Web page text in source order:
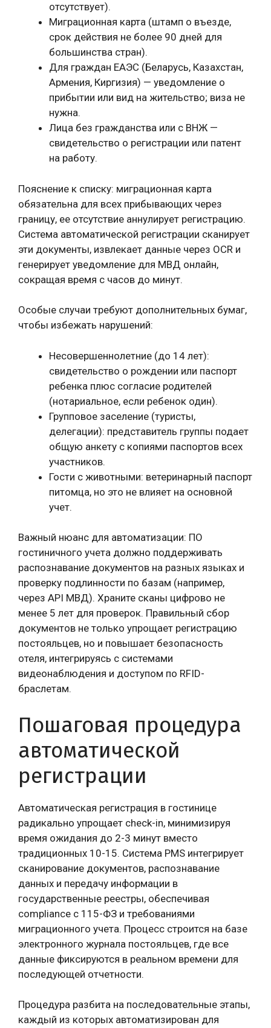
отсутствует).
Миграционная карта (штамп о въезде,
срок действия не более 90 дней для
большинства стран).
Для граждан ЕАЭС (Беларусь, Казахстан,
Армения, Киргизия) — уведомление о
прибытии или вид на жительство; виза не
нужна.
Лица без гражданства или с ВНЖ —
свидетельство о регистрации или патент
на работу.
Пояснение к списку: миграционная карта
обязательна для всех прибывающих через
границу, ее отсутствие аннулирует регистрацию.
Система автоматической регистрации сканирует
эти документы, извлекает данные через OCR и
генерирует уведомление для МВД онлайн,
сокращая время с часов до минут.
Особые случаи требуют дополнительных бумаг,
чтобы избежать нарушений:
Несовершеннолетние (до 14 лет):
свидетельство о рождении или паспорт
ребенка плюс согласие родителей
(нотариальное, если ребенок один).
Групповое заселение (туристы,
делегации): представитель группы подает
общую анкету с копиями паспортов всех
участников.
Гости с животными: ветеринарный паспорт
питомца, но это не влияет на основной
учет.
Важный нюанс для автоматизации: ПО
гостиничного учета должно поддерживать
распознавание документов на разных языках и
проверку подлинности по базам (например,
через API МВД). Храните сканы цифрово не
менее 5 лет для проверок. Правильный сбор
документов не только упрощает регистрацию
постояльцев, но и повышает безопасность
отеля, интегрируясь с системами
видеонаблюдения и доступом по RFID-
браслетам.
Пошаговая процедура
автоматической
регистрации
Автоматическая регистрация в гостинице
радикально упрощает check-in, минимизируя
время ожидания до 2-3 минут вместо
традиционных 10-15. Система PMS интегрирует
сканирование документов, распознавание
данных и передачу информации в
государственные реестры, обеспечивая
compliance с 115-ФЗ и требованиями
миграционного учета. Процесс строится на базе
электронного журнала постояльцев, где все
данные фиксируются в реальном времени для
последующей отчетности.
Процедура разбита на последовательные этапы,
каждый из которых автоматизирован для